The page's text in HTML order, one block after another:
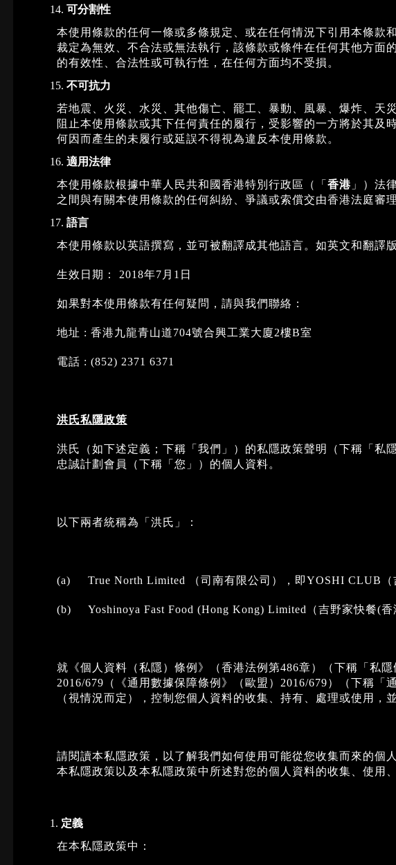
可分割性
本使用條款的任何一條或多條規定、或在任何情況下引用本條款
裁定為無效、不合法或無法執行，該條款或條件在任何其他方面
的有效性、合法性或可執行性，在任何方面均不受損。
不可抗力
若地震、火災、水災、其他傷亡、罷工、暴動、風暴、爆炸、天
阻止本使用條款或其下任何責任的履行，受影響的一方將於其及
何因而產生的未履行或延誤不得視為違反本使用條款。
適用法律
本使用條款根據中華人民共和國香港特別行政區（「 香港」）法
之間與有關本使用條款的任何糾紛、爭議或索償交由香港法庭審理
語言
本使用條款以英語撰寫，並可被翻譯成其他語言。如英文和翻譯
生效日期： 2018年7月1日
如果對本使用條款有任何疑問，請與我們聯絡：
地址 : 香港九龍青山道704號合興工業大廈2樓B室
電話 : (852) 2371 6371
洪氏私隱政策
洪氏（如下述定義；下稱「我們」）的私隱政策聲明（下稱「私
忠誠計劃會員（下稱「您」）的個人資料。
以下兩者統稱為「洪氏」：
(a) True North Limited （司南有限公司），即YOSHI CLUB（
(b) Yoshinoya Fast Food (Hong Kong) Limited（吉野家快餐(香
就《個人資料（私隱）條例》（香港法例第486章）（下稱「私
2016/679（《通用數據保障條例》（歐盟）2016/679）（下稱
（視情況而定），控制您個人資料的收集、持有、處理或使用，
請閱讀本私隱政策，以了解我們如何使用可能從您收集而來的個
本私隱政策以及本私隱政策中所述對您的個人資料的收集、使用
定義
在本私隱政策中：